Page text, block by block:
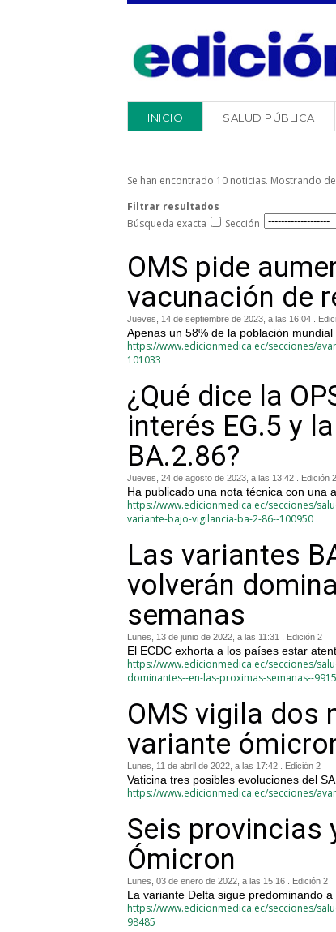
INICIO SALUD PÚBLICA
Se han encontrado 10 noticias. Mostrando
Filtrar resultados
Búsqueda exacta
Sección
OMS pide
vacunación de
Jueves, 14 de septiembre de 2023, a las 16:04 .
Apenas un 58% de la población
https://www.edicionmedica.ec/secciones/
101033
¿Qué dice la
interés EG.5 y
BA.2.86?
Jueves, 24 de agosto de 2023, a las 13:42 . Edición 2
Ha publicado una nota técnica con una
https://www.edicionmedica.ec/secciones/
variante-bajo-vigilancia-ba-2-86--100950
Las variantes
volverán
semanas
Lunes, 13 de junio de 2022, a las 11:31 . Edición 2
El ECDC exhorta a los países estar
https://www.edicionmedica.ec/secciones/
dominantes--en-las-proximas-semanas--
OMS vigila dos
variante
Lunes, 11 de abril de 2022, a las 17:42 . Edición 2
Vaticina tres posibles evoluciones del
https://www.edicionmedica.ec/secciones/
Seis provincias
Ómicron
Lunes, 03 de enero de 2022, a las 15:16 . Edición 2
La variante Delta sigue predominando
https://www.edicionmedica.ec/secciones/
98485